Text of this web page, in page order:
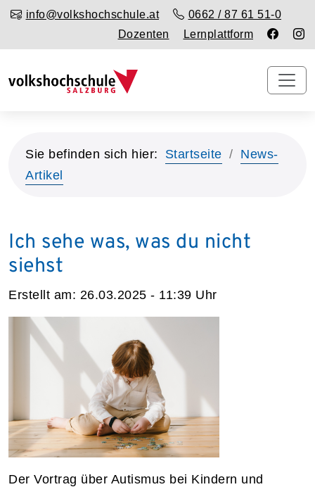
info@volkshochschule.at
0662 / 87 61 51-0
Dozenten
Lernplattform
Sie befinden sich hier: Startseite
News-
Artikel
Ich sehe was, was du nicht
siehst
Erstellt am: 26.03.2025 - 11:39 Uhr
Der Vortrag über Autismus bei Kindern und